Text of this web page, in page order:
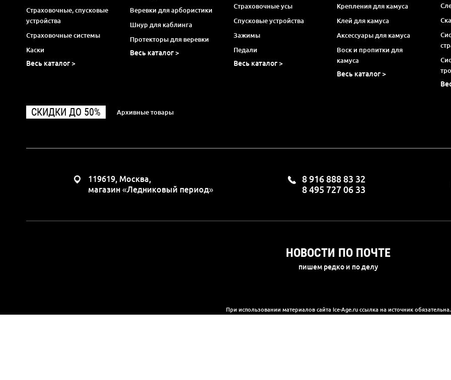
Страховочные, спусковые
устройства
Страховочные системы
Каски
Весь каталог >
Веревки для арбористики
Шнур для каблинга
Протекторы для веревки
Весь каталог >
Страховочные усы
Спусковые устройства
Зажимы
Педали
Весь каталог >
Крепления для камуса
Клей для камуса
Аксессуары для камуса
Воск и пропитки для
камуса
Весь каталог >
СКИДКИ ДО 50% Архивные товары
119619, Москва,
магазин «Ледниковый период»
8 916 888 83 32
8 495 727 06 33
НОВОСТИ ПО ПОЧТЕ
пишем редко и по делу
При использовании материалов сайта Ice-Age.ru ссылка на источник обязательна.